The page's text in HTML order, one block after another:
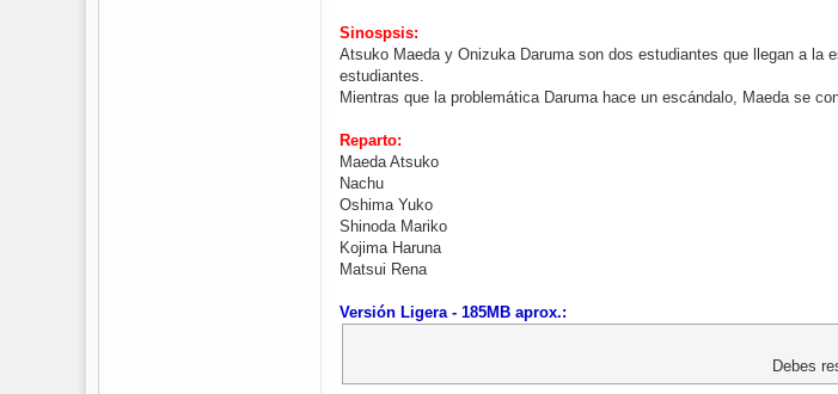
Sinospsis:
Atsuko Maeda y Onizuka Daruma son dos estudiantes que llegan a
estudiantes.
Mientras que la problemática Daruma hace un escándalo, Maeda se
Reparto:
Maeda Atsuko
Nachu
Oshima Yuko
Shinoda Mariko
Kojima Haruna
Matsui Rena
Versión Ligera - 185MB aprox.:
Debes